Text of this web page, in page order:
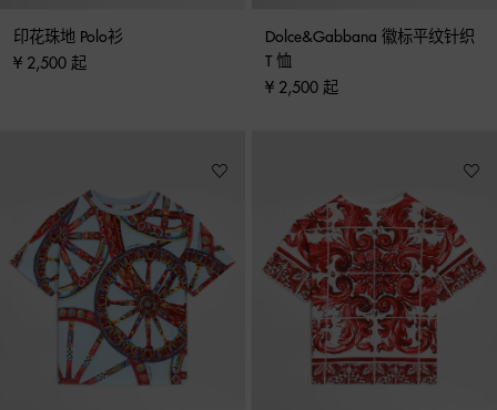
印花珠地 Polo衫
¥ 2,500 起
Dolce&Gabbana 徽标平纹针织
T 恤
¥ 2,500 起